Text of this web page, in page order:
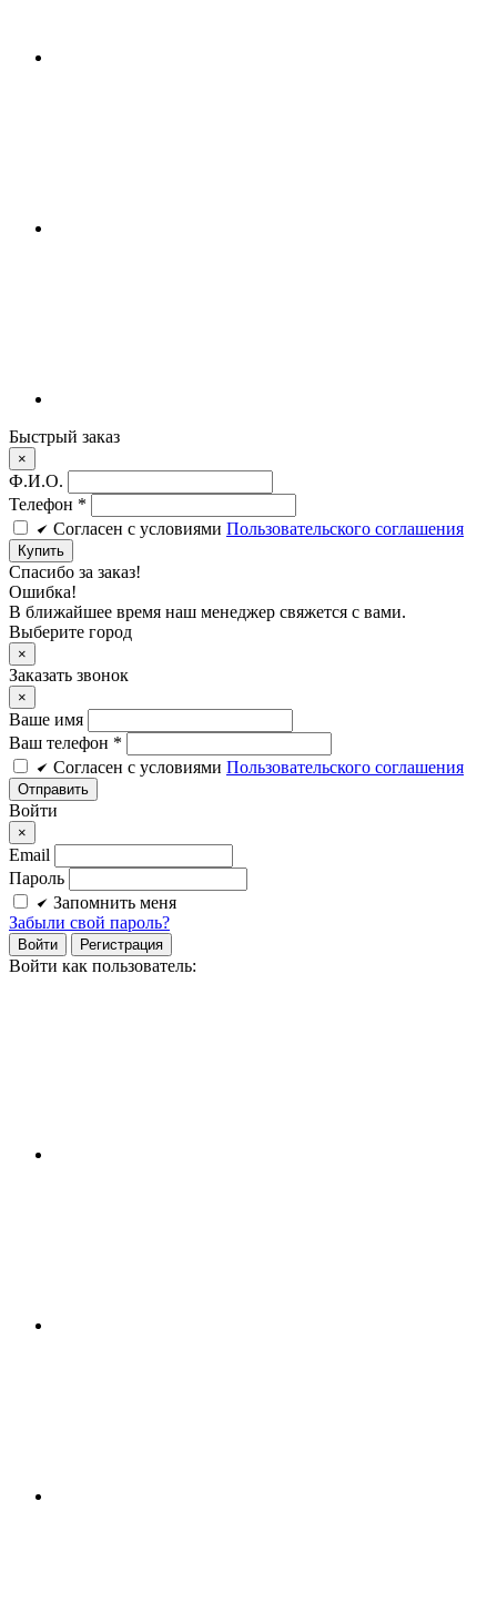
Быстрый заказ
×
Ф.И.О.
Телефон *
Cогласен c условиями Пользовательского соглашения
Купить
Спасибо за заказ!
Ошибка!
В ближайшее время наш менеджер свяжется с вами.
Выберите город
×
Заказать звонок
×
Ваше имя
Ваш телефон *
Cогласен c условиями Пользовательского соглашения
Войти
×
Email
Пароль
Запомнить меня
Забыли свой пароль?
Войти Регистрация
Войти как пользователь: